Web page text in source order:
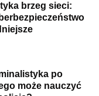
brzeg sieci:
po
może nauczyć